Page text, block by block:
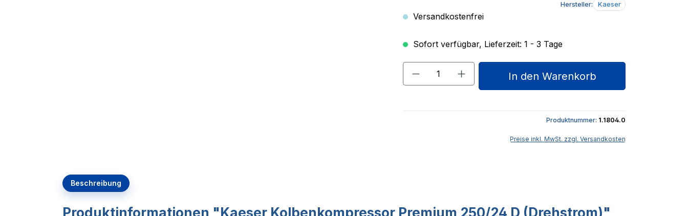
Hersteller: Kaeser
Versandkostenfrei
Sofort verfügbar, Lieferzeit: 1 - 3 Tage
Produkt Anzahl: Gib den gewünschten Wert
In den Warenkorb
Produktnummer: 1.1804.0
Preise inkl. MwSt. zzgl. Versandkosten
Beschreibung
Produktinformationen "Kaeser Kolbenkompressor Premium 250/24 D (Drehstrom)"